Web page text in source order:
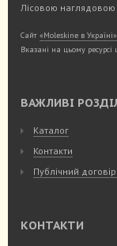
Лісовою
Сайт «Moleskine в Україні»
Вказані на цьому ресурсі
ВАЖЛИВІ
Каталог
Контакти
Публічний
КОНТАКТИ